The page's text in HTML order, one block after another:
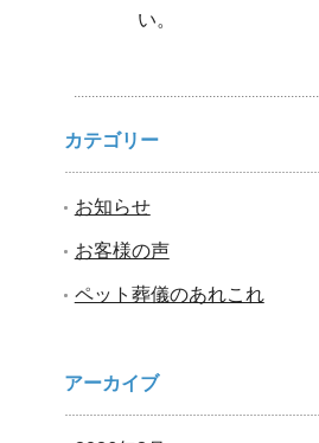
い。
カテゴリー
お知らせ
お客様の声
ペット葬儀のあれこれ
アーカイブ